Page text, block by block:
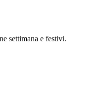
settimana e festivi.